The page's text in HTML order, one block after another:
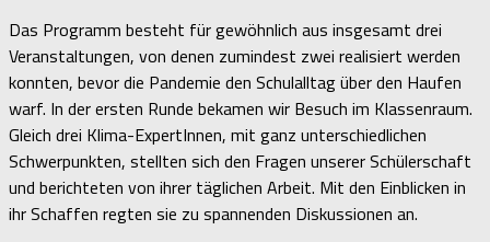
Das Programm besteht für gewöhnlich aus insgesamt drei
Veranstaltungen, von denen zumindest zwei realisiert werden
konnten, bevor die Pandemie den Schulalltag über den Haufen
warf. In der ersten Runde bekamen wir Besuch im Klassenraum.
Gleich drei Klima-ExpertInnen, mit ganz unterschiedlichen
Schwerpunkten, stellten sich den Fragen unserer Schülerschaft
und berichteten von ihrer täglichen Arbeit. Mit den Einblicken in
ihr Schaffen regten sie zu spannenden Diskussionen an.